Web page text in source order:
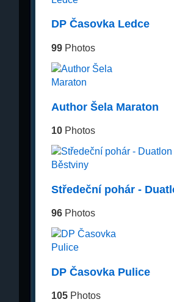
DP Časovka Ledce
99Photos
Author Šela Maraton
10Photos
Středeční pohár -
96Photos
DP Časovka Pulice
105Photos